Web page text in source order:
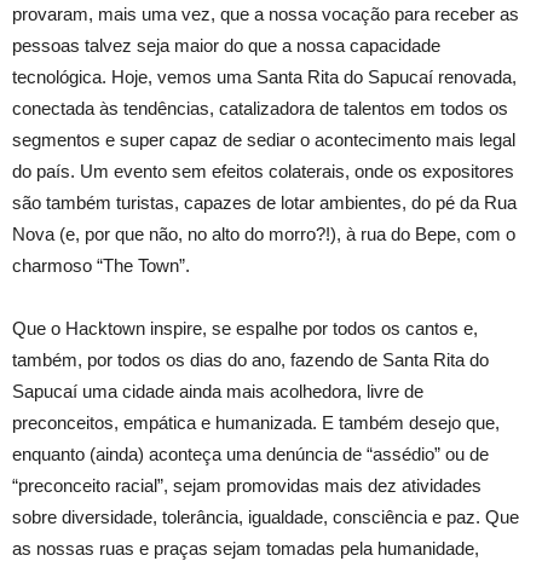
provaram, mais uma vez, que a nossa vocação para receber as
pessoas talvez seja maior do que a nossa capacidade
tecnológica. Hoje, vemos uma Santa Rita do Sapucaí renovada,
conectada às tendências, catalizadora de talentos em todos os
segmentos e super capaz de sediar o acontecimento mais legal
do país. Um evento sem efeitos colaterais, onde os expositores
são também turistas, capazes de lotar ambientes, do pé da Rua
Nova (e, por que não, no alto do morro?!), à rua do Bepe, com o
charmoso “The Town”.
Que o Hacktown inspire, se espalhe por todos os cantos e,
também, por todos os dias do ano, fazendo de Santa Rita do
Sapucaí uma cidade ainda mais acolhedora, livre de
preconceitos, empática e humanizada. E também desejo que,
enquanto (ainda) aconteça uma denúncia de “assédio” ou de
“preconceito racial”, sejam promovidas mais dez atividades
sobre diversidade, tolerância, igualdade, consciência e paz. Que
as nossas ruas e praças sejam tomadas pela humanidade,